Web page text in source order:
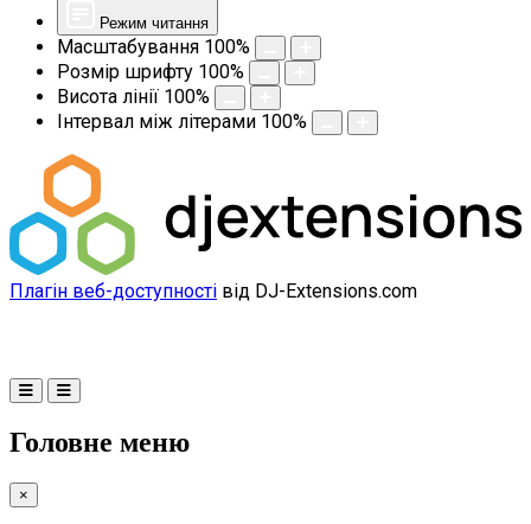
Режим читання
Масштабування 100%
Розмір шрифту 100%
Висота лінії 100%
Інтервал між літерами 100%
Плагін веб-доступності від DJ-Extensions.com
Головне меню
×